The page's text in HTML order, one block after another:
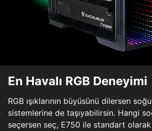
En Havalı RGB Deneyimi
RGB ışıklarının büyüsünü dilersen
sistemlerine de taşıyabilirsin. Hangi
seçersen seç, E750 ile standart